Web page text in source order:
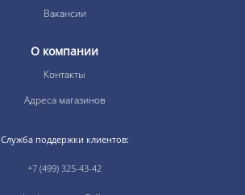
Вакансии
О компании
Контакты
Адреса магазинов
Служба поддержки клиентов:
+7 (499) 325-43-42